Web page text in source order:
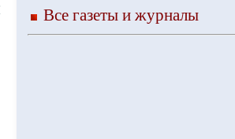
Все газеты и журналы